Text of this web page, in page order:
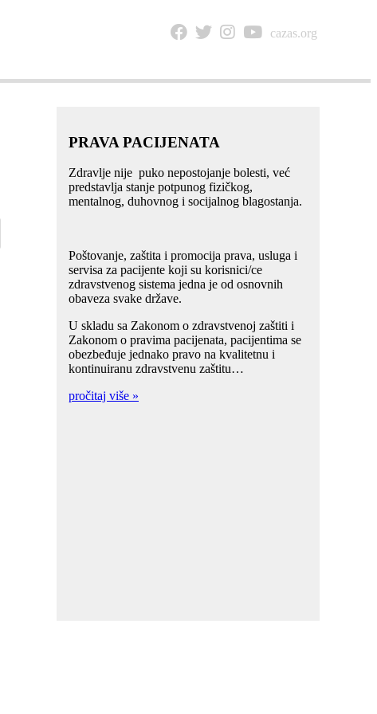
cazas.org
PRAVA PACIJENATA
Zdravlje nije puko nepostojanje bolesti, već
predstavlja stanje potpunog fizičkog,
mentalnog, duhovnog i socijalnog blagostanja.
Poštovanje, zaštita i promocija prava, usluga i
servisa za pacijente koji su korisnici/ce
zdravstvenog sistema jedna je od osnovnih
obaveza svake države.
U skladu sa Zakonom o zdravstvenoj zaštiti i
Zakonom o pravima pacijenata, pacijentima se
obezbeđuje jednako pravo na kvalitetnu i
kontinuiranu zdravstvenu zaštitu…
pročitaj više »